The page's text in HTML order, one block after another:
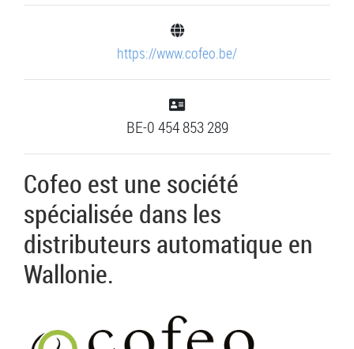
https://www.cofeo.be/
BE-0 454 853 289
Cofeo est une société
spécialisée dans les
distributeurs automatique en
Wallonie.